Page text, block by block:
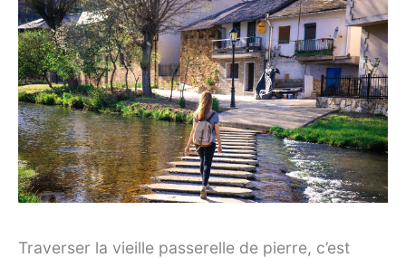
Traverser la vieille passerelle de pierre, c’est